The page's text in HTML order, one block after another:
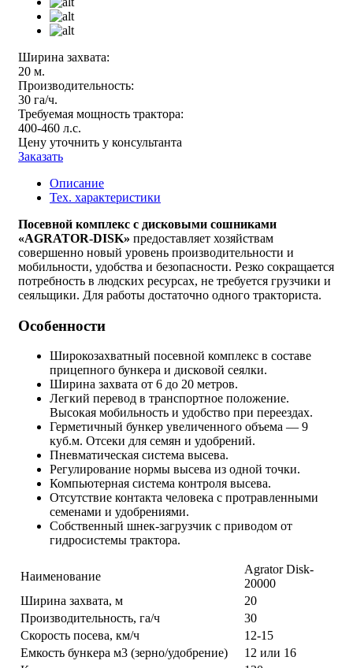
Ширина захвата:
20 м.
Производительность:
30 га/ч.
Требуемая мощность трактора:
400-460 л.с.
Цену уточнить у консультанта
Заказать
Описание
Тех. характеристики
Посевной комплекс с дисковыми сошниками
«AGRATOR-DISK» предоставляет хозяйствам
совершенно новый уровень производительности и
мобильности, удобства и безопасности. Резко сокращается
потребность в людских ресурсах, не требуется грузчики и
сеяльщики. Для работы достаточно одного тракториста.
Особенности
Широкозахватный посевной комплекс в составе
прицепного бункера и дисковой сеялки.
Ширина захвата от 6 до 20 метров.
Легкий перевод в транспортное положение.
Высокая мобильность и удобство при переездах.
Герметичный бункер увеличенного объема — 9
куб.м. Отсеки для семян и удобрений.
Пневматическая система высева.
Регулирование нормы высева из одной точки.
Компьютерная система контроля высева.
Отсутствие контакта человека с протравленными
семенами и удобрениями.
Собственный шнек-загрузчик с приводом от
гидросистемы трактора.
Наименование
Agrator Disk-
20000
Ширина захвата, м
20
Производительность, га/ч
30
Скорость посева, км/ч
12-15
Емкость бункера м3 (зерно/удобрение)
12 или 16